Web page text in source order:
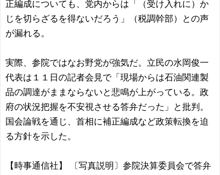
正編成についても、党内からは「（受け入れに）か
じを切らざるを得ないだろう」（税調幹部）との声
が漏れる。
実際、参院ではなお野党が強気だ。立民の水岡俊一
代表は１１日の記者会見で「現場からは石油関連製
品の調達がままならないと悲鳴が上がっている。政
府の状況把握を不安視させる答弁だった」と批判。
国会論戦を通じ、首相に補正編成など政策転換を迫
る方針を示した。
【時事通信社】 〔写真説明〕参院決算委員会で答弁